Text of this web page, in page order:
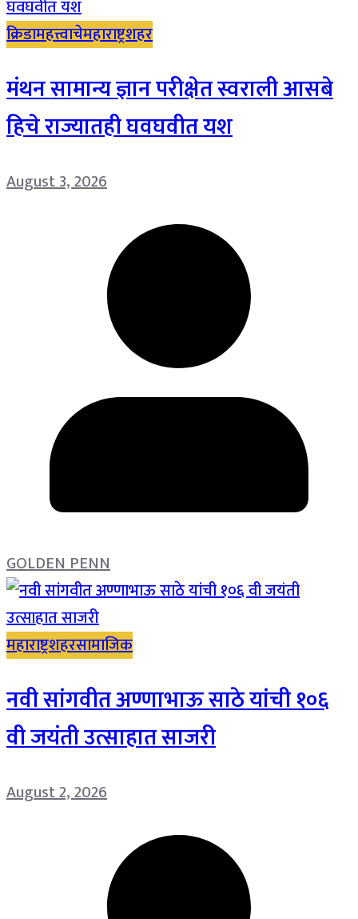
क्रिडामहत्त्वाचेमहाराष्ट्रशहर
मंथन सामान्य ज्ञान परीक्षेत स्वराली आसबे
हिचे राज्यातही घवघवीत यश
August 3, 2026
GOLDEN PENN
महाराष्ट्रशहरसामाजिक
नवी सांगवीत अण्णाभाऊ साठे यांची १०६
वी जयंती उत्साहात साजरी
August 2, 2026